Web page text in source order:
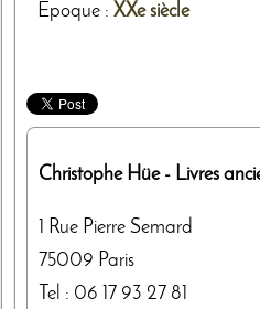
Epoque : XXe siècle
Christophe Hüe- Livres
1 Rue Pierre Semard
75009 Paris
Tel : 06 17 93 27 81